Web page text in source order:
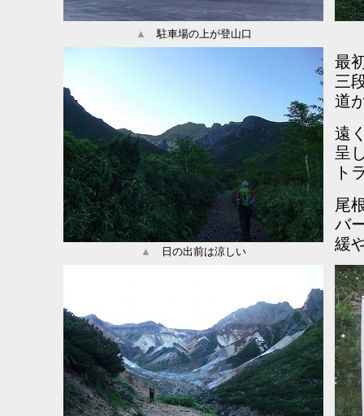
▲ 駐車場の上が登山口
最
三
道
遠
呈
ト
尾
バ
緩
▲ 日の出前は涼しい